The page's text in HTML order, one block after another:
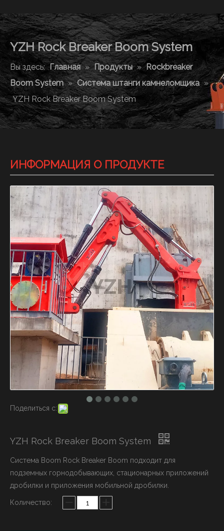
YZH Rock Breaker Boom System
Вы здесь: Главная » Продукты » Rockbreaker
Boom System » Система штанги камнеломщика »
YZH Rock Breaker Boom System
ИНФОРМАЦИЯ О ПРОДУКТЕ
Поделиться с:
YZH Rock Breaker Boom System
Система Boom Rock Breaker Boom подходит для
подземных горнодобывающих, стационарных приложений
дробилки и приложения мобильной дробилки.
Количество: